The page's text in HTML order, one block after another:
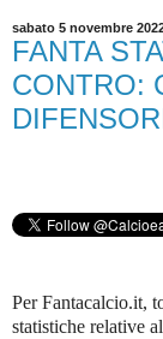
sabato 5 novembre
FANTA
CONTRO:
Per Fantacalcio.it,
statistiche relative